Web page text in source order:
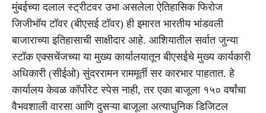
मुंबईच्या दलाल स्ट्रीटवर उभा असलेला ऐतिहासिक फिरोज
जिजीभॉय टॉवर (बीएसई टॉवर) ही इमारत भारतीय भांडवली
बाजाराच्या इतिहासाची साक्षीदार आहे. आशियातील सर्वात जुन्या
स्टॉक एक्सचेंजच्या या मुख्य कार्यालयातून बीएसईचे मुख्य कार्यकारी
अधिकारी (सीईओ) सुंदररामन राममूर्ती सर कारभार पाहतात. हे
कार्यालय केवळ कॉर्पोरेट स्पेस नाही, तर एका बाजूला १५० वर्षांचा
वैभवशाली वारसा आणि दुसऱ्या बाजूला अत्याधुनिक डिजिटल